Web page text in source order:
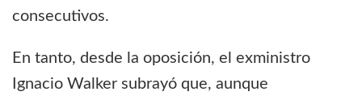
consecutivos.
En tanto, desde la oposición, el exministro
Ignacio Walker subrayó que, aunque